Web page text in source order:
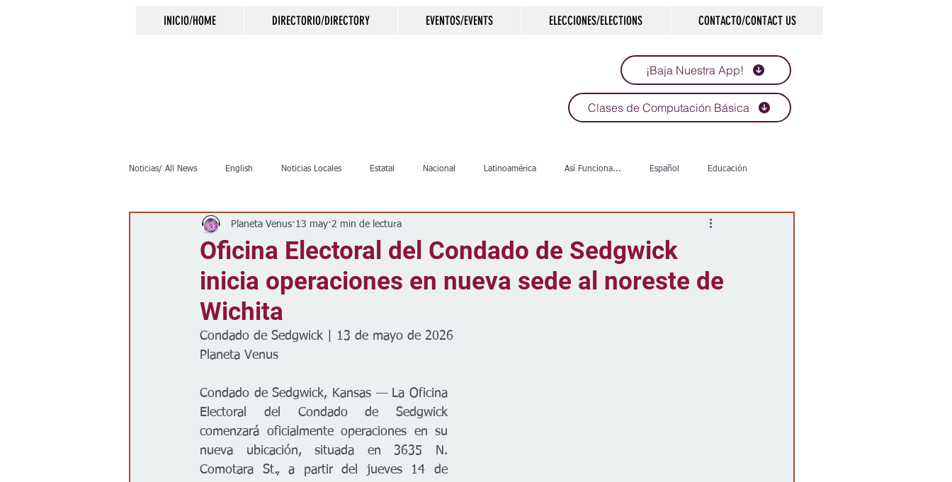
INICIO/HOME DIRECTORIO/DIRECTORY EVENTOS/EVENTS ELECCIONES/ELECTIONS CONTACTO/CONTACT US
¡Baja Nuestra App!
Clases de Computación Básica
Noticias/ All News English Noticias Locales Estatal Nacional Latinoamérica Así Funciona... Español Educación
Inmigración Crimen Negocios Salud Arte & Cultura
Clima Vivienda Escuelas Calles Desamparados Carreteras Comunidad Historias que inspiran
Espectáculos
Oficina Electoral del Condado de Sedgwick
inicia operaciones en nueva sede al noreste de
Wichita
Planeta Venus 13 may 2 min de lectura
Condado de Sedgwick | 13 de mayo de 2026
Planeta Venus
Condado de Sedgwick, Kansas — La Oficina
Electoral del Condado de Sedgwick
comenzará oficialmente operaciones en su
nueva ubicación, situada en 3635 N.
Comotara St., a partir del jueves 14 de